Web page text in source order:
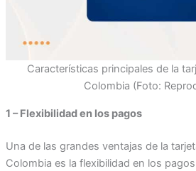
Características principales de la
Colombia (Foto:
1 – Flexibilidad en los pagos
Una de las grandes ventajas de la
Colombia es la flexibilidad en los